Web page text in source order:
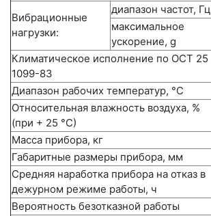
Вибрационные
нагрузки:
диапазон частот, Гц
максимальное
ускорение, g
Климатическое исполнение по ОСТ 25
1099-83
Диапазон рабочих температур, °С
Относительная влажность воздуха, %
(при + 25 °С)
Масса прибора, кг
Габаритные размеры прибора, мм
Средняя наработка прибора на отказ в
дежурном режиме работы, ч
Вероятность безотказной работы